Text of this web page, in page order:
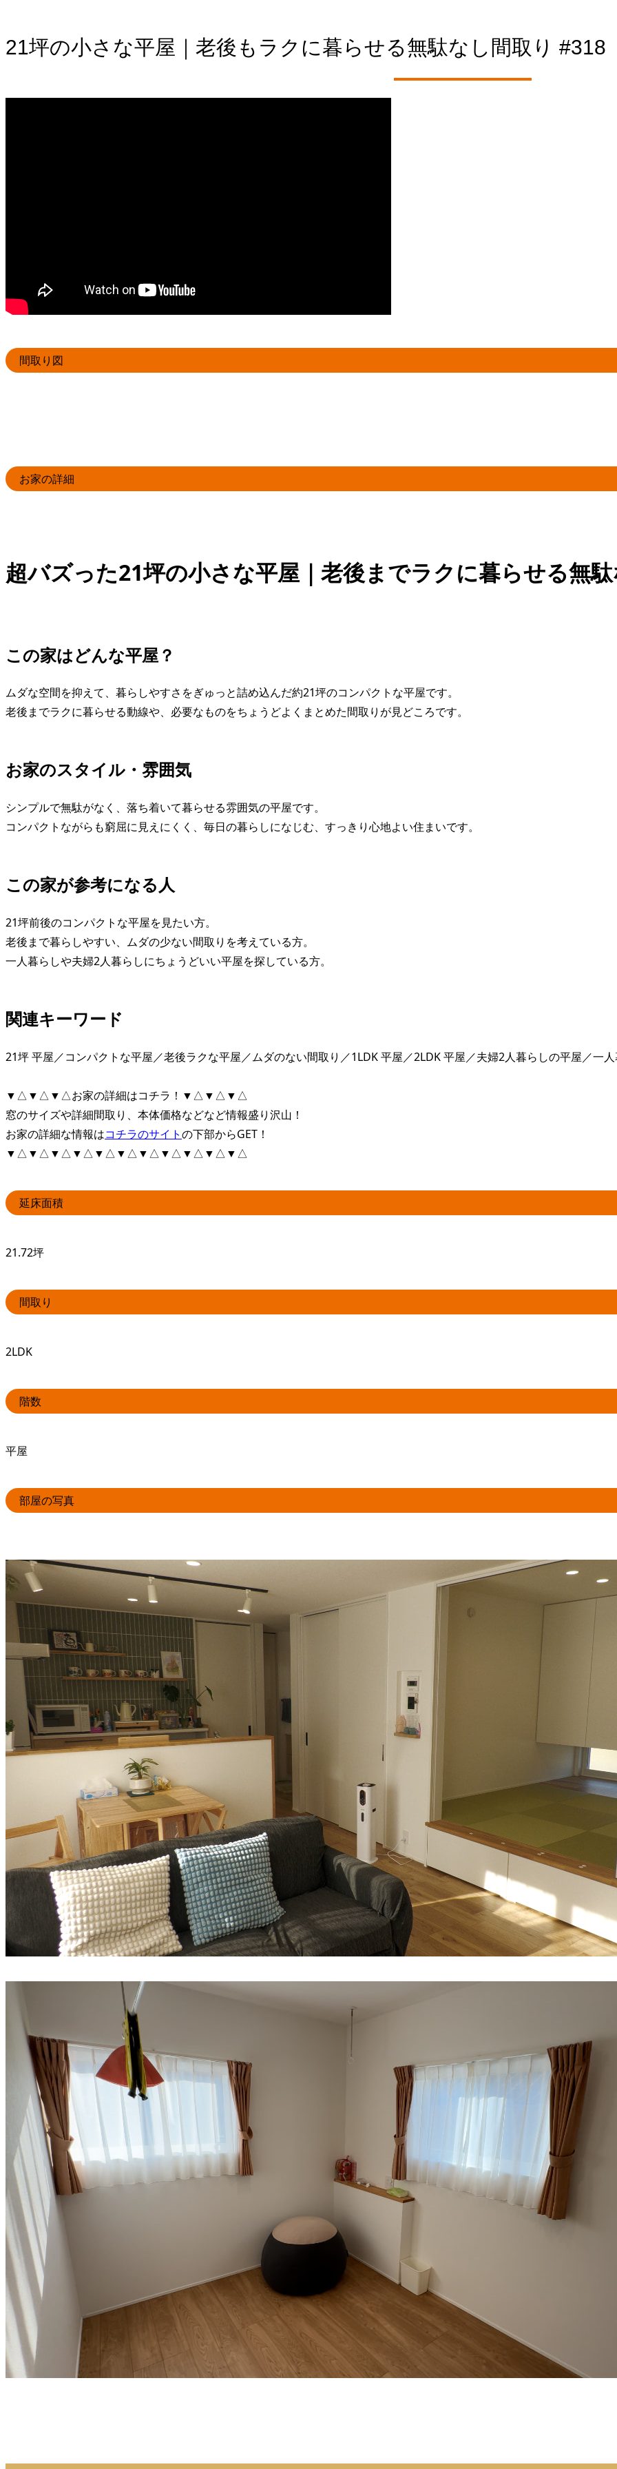
21坪の小さな平屋｜老後もラクに暮らせる無駄なし間取り #318
間取り図
お家の詳細
超バズった21坪の小さな平屋｜老後までラクに暮らせる無
この家はどんな平屋？
ムダな空間を抑えて、暮らしやすさをぎゅっと詰め込んだ約21坪のコンパクトな平屋です。
老後までラクに暮らせる動線や、必要なものをちょうどよくまとめた間取りが見どころです。
お家のスタイル・雰囲気
シンプルで無駄がなく、落ち着いて暮らせる雰囲気の平屋です。
コンパクトながらも窮屈に見えにくく、毎日の暮らしになじむ、すっきり心地よい住まいです。
この家が参考になる人
21坪前後のコンパクトな平屋を見たい方。
老後まで暮らしやすい、ムダの少ない間取りを考えている方。
一人暮らしや夫婦2人暮らしにちょうどいい平屋を探している方。
関連キーワード
21坪 平屋／コンパクトな平屋／老後ラクな平屋／ムダのない間取り／1LDK 平屋／2LDK 平屋／夫婦2人暮らしの平屋／一
▼△▼△▼△お家の詳細はコチラ！▼△▼△▼△
窓のサイズや詳細間取り、本体価格などなど情報盛り沢山！
お家の詳細な情報はコチラのサイトの下部からGET！
▼△▼△▼△▼△▼△▼△▼△▼△▼△▼△▼△
延床面積
21.72坪
間取り
2LDK
階数
平屋
部屋の写真